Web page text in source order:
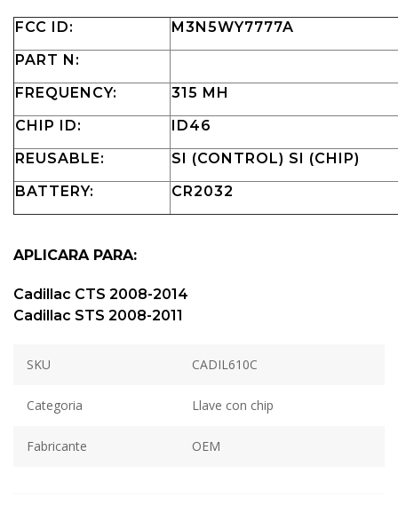
FCC ID:
M3N5WY7777A
PART N:
FREQUENCY:
315 MH
CHIP ID:
ID46
REUSABLE:
SI (CONTROL) SI (CHIP)
BATTERY:
CR2032
APLICARA PARA:
Cadillac CTS 2008-2014
Cadillac STS 2008-2011
SKU CADIL610C
Categoria Llave con chip
Fabricante OEM